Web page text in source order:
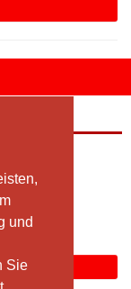
und
Sie
und
Sie